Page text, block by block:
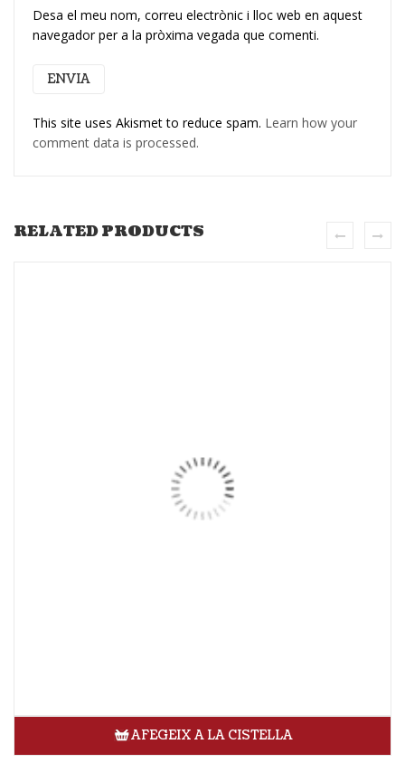
Desa el meu nom, correu electrònic i lloc web en aquest
navegador per a la pròxima vegada que comenti.
This site uses Akismet to reduce spam. Learn how your
comment data is processed.
RELATED PRODUCTS
AFEGEIX A LA CISTELLA